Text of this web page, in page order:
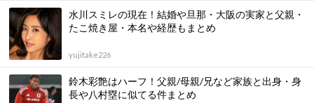
水川スミレの現在！結婚や旦那・大阪の実家と父親・
たこ焼き屋・本名や経歴もまとめ
yujitake226
鈴木彩艶はハーフ！父親/母親/兄など家族と出身・身
長や八村塁に似てる件まとめ